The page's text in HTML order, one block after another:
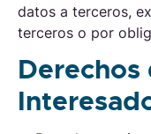
datos a terceros,
terceros o por
Derechos